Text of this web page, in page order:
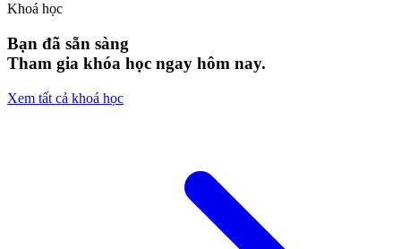
Khoá học
Bạn đã sẵn sàng
Tham gia khóa học ngay hôm nay.
Xem tất cả khoá học